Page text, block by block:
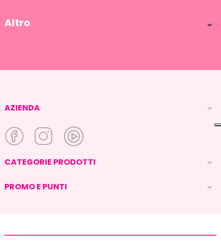
Altro 
AZIENDA 
CATEGORIE PRODOTTI 
PROMO E PUNTI 